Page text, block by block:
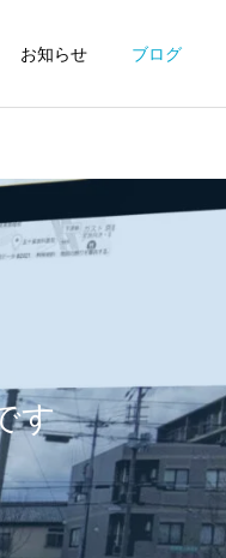
お知らせ ブログ
す